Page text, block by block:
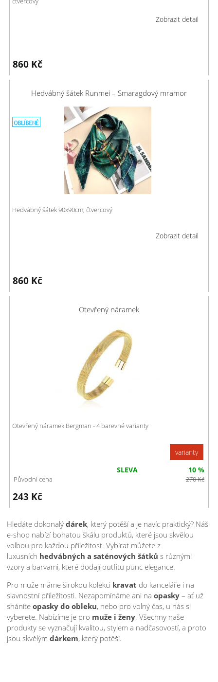
Zobrazit detail
860 Kč
Hedvábný šátek Runmei – Smaragdový mramor
Hedvábný šátek 90x90cm, čtvercový
Zobrazit detail
860 Kč
Otevřený náramek
Otevřený náramek Bergman - 4 barevné varianty
varianty
243 Kč
SLEVA 10 %
Původní cena 270Kč
Hledáte dokonalýdárek, který potěší a je navíc praktický? Náš
e-shop nabízí bohatou škálu produktů, které jsou skvělou
volbou pro každou příležitost. Vybírat můžete z
luxusních hedvábných a saténových šátků s různými
vzory a barvami, které dodají outfitu punc elegance.
Pro muže máme širokou kolekci kravat do kanceláře i na
slavnostní příležitosti. Nezapomínáme ani naopasky – ať už
sháníteopasky do obleku, nebo pro volný čas, u nás si
vyberete. Nabízíme je pro muže i ženy. Všechny naše
produkty se vyznačují kvalitou, stylem a nadčasovostí, a proto
jsou skvělýmdárkem, který potěší.